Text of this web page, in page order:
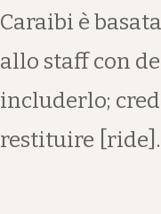
Caraibi è
allo staff con
includerlo;
restituire [ride].